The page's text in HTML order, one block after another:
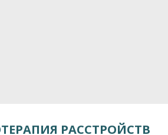
РАССТРОЙСТВ